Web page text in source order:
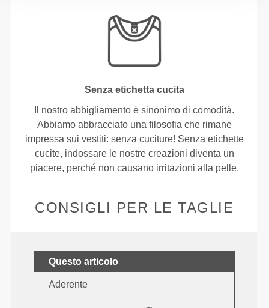
Senza etichetta cucita
Il nostro abbigliamento è sinonimo di comodità.
Abbiamo abbracciato una filosofia che rimane
impressa sui vestiti: senza cuciture! Senza etichette
cucite, indossare le nostre creazioni diventa un
piacere, perché non causano irritazioni alla pelle.
CONSIGLI PER LE TAGLIE
Questo articolo
Aderente